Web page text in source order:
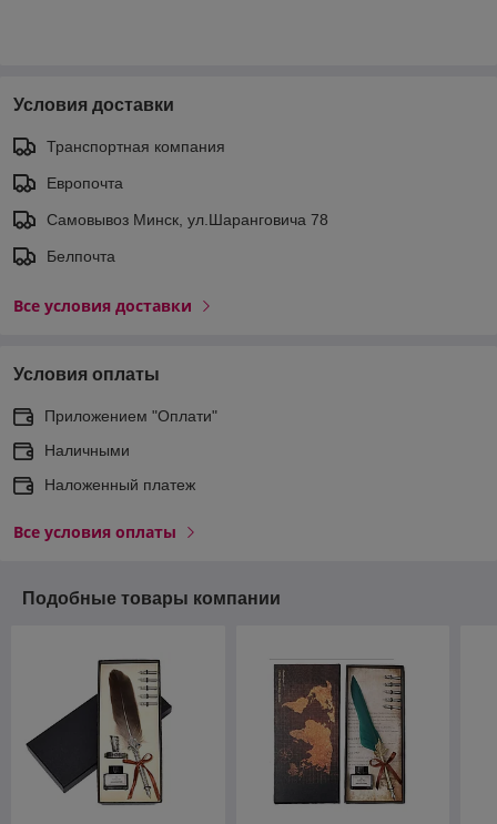
Условия доставки
Транспортная компания
Европочта
Самовывоз Минск, ул.Шаранговича 78
Белпочта
Все условия доставки
Условия оплаты
Приложением "Оплати"
Наличными
Наложенный платеж
Все условия оплаты
Подобные товары компании